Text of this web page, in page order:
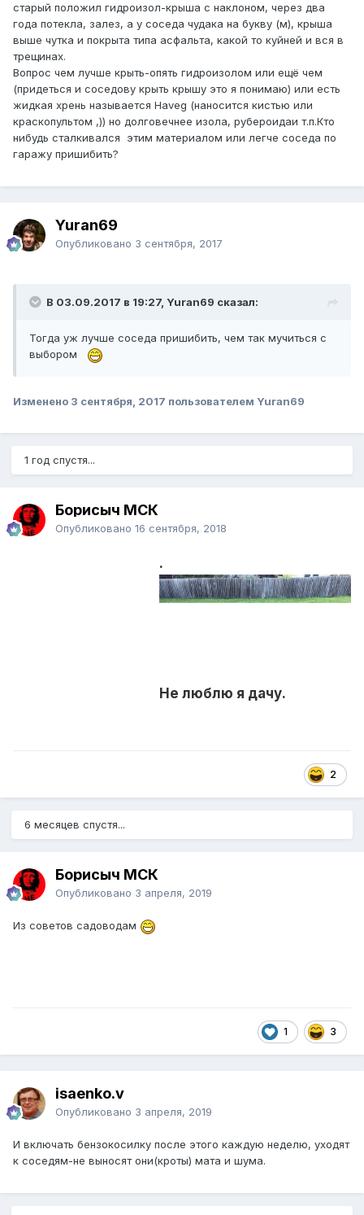
старый положил гидроизол-крыша с наклоном, через два
года потекла, залез, а у соседа чудака на букву (м), крыша
выше чутка и покрыта типа асфальта, какой то куйней и вся в
трещинах.
Вопрос чем лучше крыть-опять гидроизолом или ещё чем
(придеться и соседову крыть крышу это я понимаю) или есть
жидкая хрень называется Haveg (наносится кистью или
краскопультом ,)) но долговечнее изола, рубероидаи т.п.Кто
нибудь сталкивался этим материалом или легче соседа по
гаражу пришибить?
Yuran69
Опубликовано 3 сентября, 2017
В 03.09.2017 в 19:27, Yuran69 сказал:
Тогда уж лучше соседа пришибить, чем так мучиться с
выбором
Изменено 3 сентября, 2017 пользователем Yuran69
1 год спустя...
Борисыч МСК
Опубликовано 16 сентября, 2018
.
Не люблю я дачу.
2
6 месяцев спустя...
Борисыч МСК
Опубликовано 3 апреля, 2019
Из советов садоводам
1 3
isaenko.v
Опубликовано 3 апреля, 2019
И включать бензокосилку после этого каждую неделю, уходят
к соседям-не выносят они(кроты) мата и шума.